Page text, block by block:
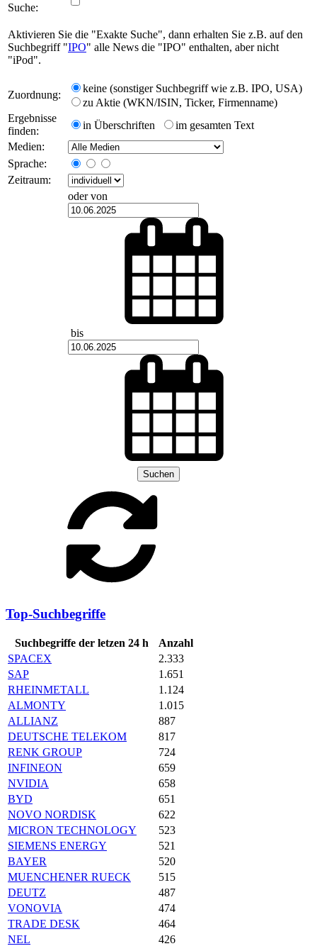
Suche:
Aktivieren Sie die "Exakte Suche", dann erhalten Sie z.B. auf den
Suchbegriff "IPO" alle News die "IPO" enthalten, aber nicht
"iPod".
Zuordnung:
keine (sonstiger Suchbegriff wie z.B. IPO, USA)
zu Aktie (WKN/ISIN, Ticker, Firmenname)
Ergebnisse
finden:
in Überschriften
im gesamten Text
Medien:
Sprache:
Zeitraum:
oder von
bis
Suchen
Top-Suchbegriffe
Suchbegriffe der letzen 24 h
Anzahl
SPACEX
2.333
SAP
1.651
RHEINMETALL
1.124
ALMONTY
1.015
ALLIANZ
887
DEUTSCHE TELEKOM
817
RENK GROUP
724
INFINEON
659
NVIDIA
658
BYD
651
NOVO NORDISK
622
MICRON TECHNOLOGY
523
SIEMENS ENERGY
521
BAYER
520
MUENCHENER RUECK
515
DEUTZ
487
VONOVIA
474
TRADE DESK
464
NEL
426